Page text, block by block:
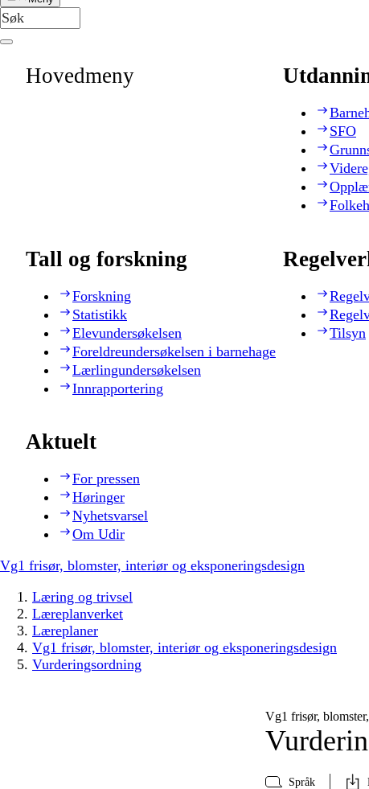
Hovedmeny
SFO
Tall og forskning
Forskning
Statistikk
Elevundersøkelsen
Foreldreundersøkelsen i barnehage
Lærlingundersøkelsen
Innrapportering
Tilsyn
Aktuelt
For pressen
Høringer
Nyhetsvarsel
Om Udir
Vg1 frisør, blomster, interiør og eksponeringsdesign
Læring og trivsel
Læreplanverket
Læreplaner
Vg1 frisør, blomster, interiør og eksponeringsdesign
Vurderingsordning
Vg1 frisør,
Språk